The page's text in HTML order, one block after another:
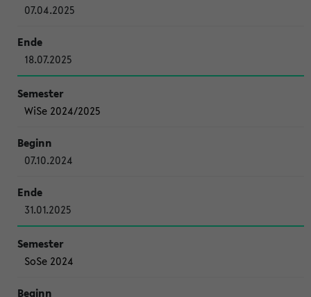
07.04.2025
18.07.2025
WiSe 2024/2025
07.10.2024
31.01.2025
SoSe 2024